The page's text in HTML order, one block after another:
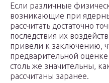
Если различные
возникающие при
рассчитать достаточно
последствия их
привели к заключению,
предварительной
столь же значительны,
рассчитаны заранее.